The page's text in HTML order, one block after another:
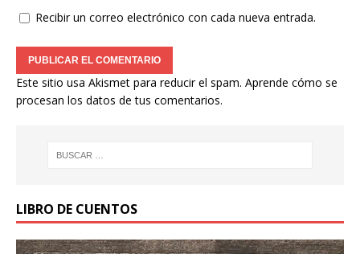
Recibir un correo electrónico con cada nueva entrada.
Este sitio usa Akismet para reducir el spam. Aprende cómo se
procesan los datos de tus comentarios.
LIBRO DE CUENTOS